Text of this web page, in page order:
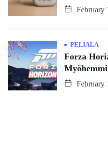
February
PELIALA
Forza
February